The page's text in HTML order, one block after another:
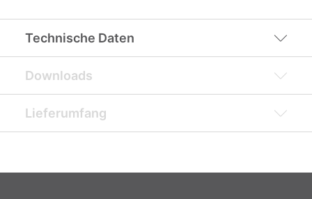
Technische Daten
Downloads
Lieferumfang